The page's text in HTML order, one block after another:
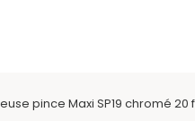
pince Maxi SP19 chromé 20